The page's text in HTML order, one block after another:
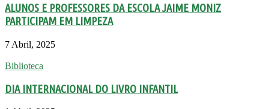
ALUNOS E PROFESSORES DA ESCOLA JAIME MONIZ
PARTICIPAM EM LIMPEZA
7 Abril, 2025
Biblioteca
DIA INTERNACIONAL DO LIVRO INFANTIL